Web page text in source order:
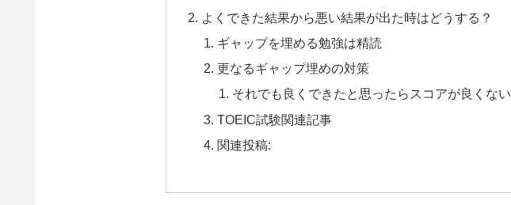
よくできた結果から悪い結果が出た時はどうする？
ギャップを埋める勉強は精読
更なるギャップ埋めの対策
それでも良くできたと思ったらスコアが良くない
TOEIC試験関連記事
関連投稿: